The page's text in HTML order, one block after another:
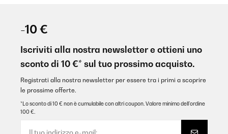
-10 €
Iscriviti alla nostra newsletter e ottieni uno
sconto di 10 €* sul tuo prossimo acquisto.
Registrati alla nostra newsletter per essere tra i primi a scoprire
le prossime offerte.
*Lo sconto di 10 € non è cumulabile con altri coupon. Valore minimo dell’ordine
100 €.